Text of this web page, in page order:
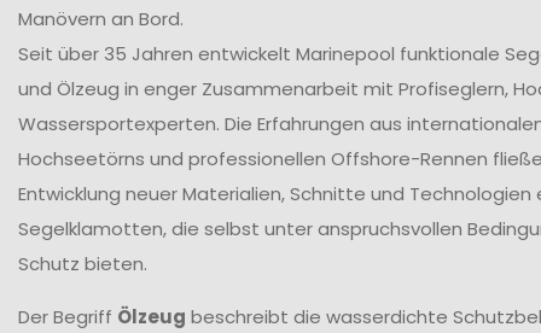
Manövern an Bord.
Seit über 35 Jahren entwickelt Marinepool funktionale
und Ölzeug in enger Zusammenarbeit mit Profiseglern,
Wassersportexperten. Die Erfahrungen aus
Hochseetörns und professionellen Offshore-Rennen
Entwicklung neuer Materialien, Schnitte und Technologien
Segelklamotten, die selbst unter anspruchsvollen
Schutz bieten.
Der Begriff Ölzeug beschreibt die wasserdichte